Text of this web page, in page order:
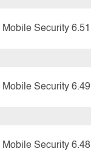
Mobile Security 6.51
Mobile Security 6.49
Mobile Security 6.48